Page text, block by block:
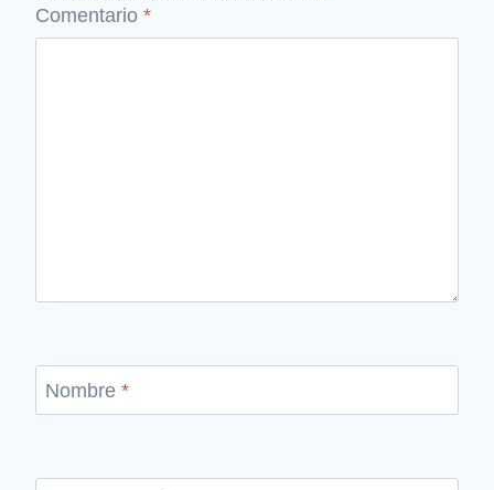
Comentario *
Nombre *